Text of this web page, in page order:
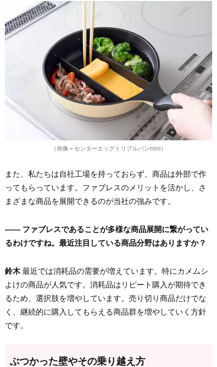
（画像＝センターエッグトリプルパンmini）
また、私たちは自社工場を持っておらず、商品は外部で作
ってもらっています。ファブレスのメリットを活かし、さ
まざまな商品を展開できるのが当社の強みです。
—— ファブレスであることが多様な商品展開に繋がってい
るわけですね。最近注目している商品分野はありますか？
鈴木最近では消耗品の需要が増えています。特にカメムシ
よけの商品が人気です。消耗品はリピート購入が期待でき
るため、選択肢を増やしています。売り切り商品だけでな
く、継続的に購入してもらえる商品群を増やしていく方針
です。
ぶつかった壁やその乗り越え方